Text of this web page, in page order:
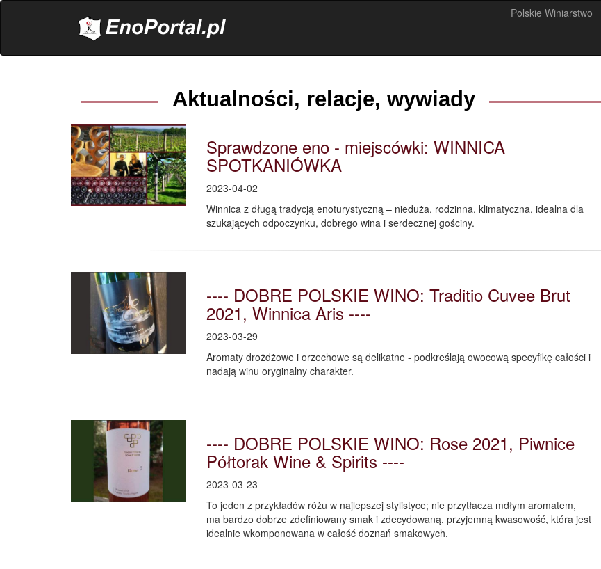
Polskie Winiarstwo
Aktualności, relacje, wywiady
Sprawdzone eno - miejscówki: WINNICA
SPOTKANIÓWKA
2023-04-02
Winnica z długą tradycją enoturystyczną – nieduża, rodzinna, klimatyczna, idealna dla
szukających odpoczynku, dobrego wina i serdecznej gościny.
---- DOBRE POLSKIE WINO: Traditio Cuvee Brut
2021, Winnica Aris ----
2023-03-29
Aromaty drożdżowe i orzechowe są delikatne - podkreślają owocową specyfikę całości i
nadają winu oryginalny charakter.
---- DOBRE POLSKIE WINO: Rose 2021, Piwnice
Półtorak Wine & Spirits ----
2023-03-23
To jeden z przykładów różu w najlepszej stylistyce; nie przytłacza mdłym aromatem,
ma bardzo dobrze zdefiniowany smak i zdecydowaną, przyjemną kwasowość, która jest
idealnie wkomponowana w całość doznań smakowych.